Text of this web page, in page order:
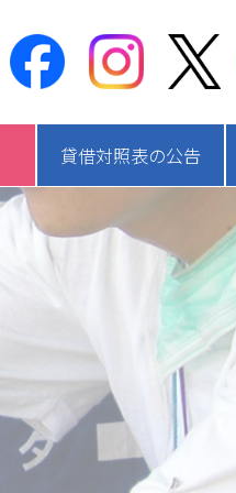
貸借対照表の公告